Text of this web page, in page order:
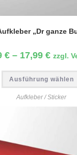
„Dr ganze
€– 17,99 € zzgl.
Ausführung wählen
Aufkleber / Sticker